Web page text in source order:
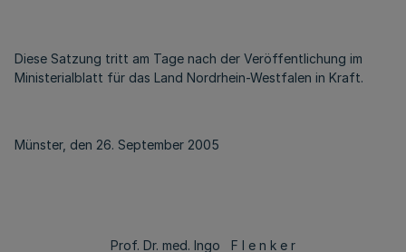
Diese Satzung tritt am Tage nach der Veröffentlichung im
Ministerialblatt für das Land Nordrhein-Westfalen in Kraft.
Münster, den 26. September 2005
Prof. Dr. med. Ingo F l e n k e r